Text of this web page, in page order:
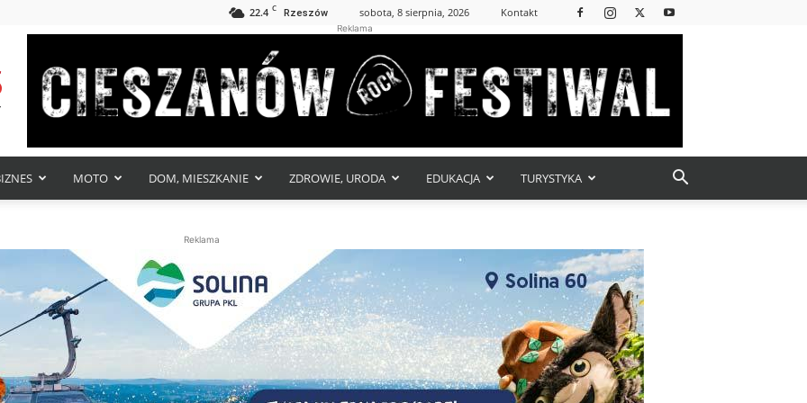
22.4 C Rzeszów sobota, 8 sierpnia, 2026 Kontakt
Reklama
MOTO DOM, MIESZKANIE ZDROWIE, URODA EDUKACJA TURYSTYKA
Reklama